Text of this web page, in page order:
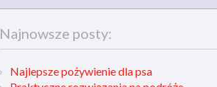
Najnowsze posty:
Najlepsze pożywienie dla psa